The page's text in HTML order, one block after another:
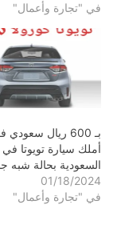
في "تجارة وأعمال"
بـ 600 ريال
أملك سيارة تويوتا في
السعودية بحالة شبه
01/18/2024
في "تجارة وأعمال"